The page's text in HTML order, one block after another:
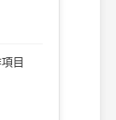
目